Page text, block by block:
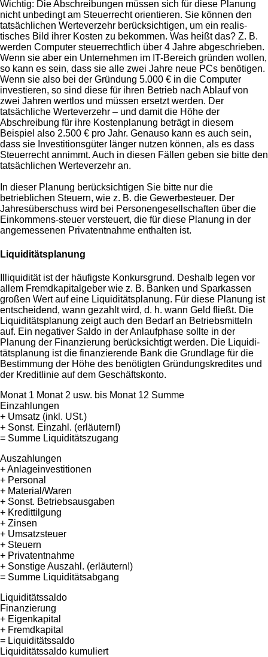
Wichtig: Die Abschreibungen müssen sich für diese Planung
nicht unbedingt am Steuerrecht orientieren. Sie können den
tatsächlichen Werteverzehr berücksichtigen, um ein realis-
tisches Bild ihrer Kosten zu bekommen. Was heißt das? Z. B.
werden Computer steuerrechtlich über 4 Jahre abgeschrieben.
Wenn sie aber ein Unternehmen im IT-Bereich gründen wollen,
so kann es sein, dass sie alle zwei Jahre neue PCs benötigen.
Wenn sie also bei der Gründung 5.000 € in die Computer
investieren, so sind diese für ihren Betrieb nach Ablauf von
zwei Jahren wertlos und müssen ersetzt werden. Der
tatsächliche Werteverzehr – und damit die Höhe der
Abschreibung für ihre Kostenplanung beträgt in diesem
Beispiel also 2.500 € pro Jahr. Genauso kann es auch sein,
dass sie Investitionsgüter länger nutzen können, als es dass
Steuerrecht annimmt. Auch in diesen Fällen geben sie bitte den
tatsächlichen Werteverzehr an.
In dieser Planung berücksichtigen Sie bitte nur die
betrieblichen Steuern, wie z. B. die Gewerbesteuer. Der
Jahresüberschuss wird bei Personengesellschaften über die
Einkommens-steuer versteuert, die für diese Planung in der
angemessenen Privatentnahme enthalten ist.
Liquiditätsplanung
Illiquidität ist der häufigste Konkursgrund. Deshalb legen vor
allem Fremdkapitalgeber wie z. B. Banken und Sparkassen
großen Wert auf eine Liquiditätsplanung. Für diese Planung ist
entscheidend, wann gezahlt wird, d. h. wann Geld fließt. Die
Liquiditätsplanung zeigt auch den Bedarf an Betriebsmitteln
auf. Ein negativer Saldo in der Anlaufphase sollte in der
Planung der Finanzierung berücksichtigt werden. Die Liquidi-
tätsplanung ist die finanzierende Bank die Grundlage für die
Bestimmung der Höhe des benötigten Gründungskredites und
der Kreditlinie auf dem Geschäftskonto.
Monat 1 Monat 2 usw. bis Monat 12 Summe
Einzahlungen
+ Umsatz (inkl. USt.)
+ Sonst. Einzahl. (erläutern!)
= Summe Liquiditätszugang
Auszahlungen
+ Anlageinvestitionen
+ Personal
+ Material/Waren
+ Sonst. Betriebsausgaben
+ Kredittilgung
+ Zinsen
+ Umsatzsteuer
+ Steuern
+ Privatentnahme
+ Sonstige Auszahl. (erläutern!)
= Summe Liquiditätsabgang
Liquiditätssaldo
Finanzierung
+ Eigenkapital
+ Fremdkapital
= Liquiditätssaldo
Liquiditätssaldo kumuliert